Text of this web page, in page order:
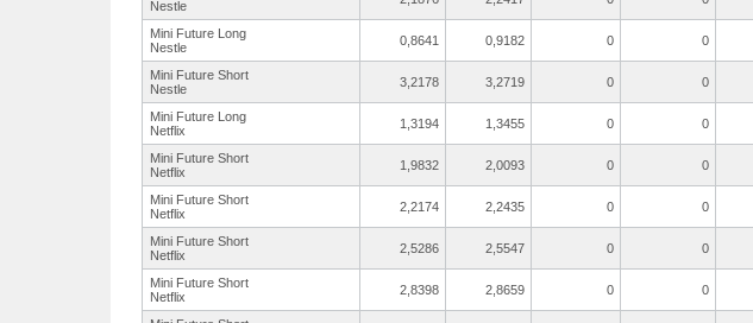
Nestle
Mini Future Long
Nestle
0,8641 0,9182 0 0
Mini Future Short
Nestle
3,2178 3,2719 0 0
Mini Future Long
Netflix
1,3194 1,3455 0 0
Mini Future Short
Netflix
1,9832 2,0093 0 0
Mini Future Short
Netflix
2,2174 2,2435 0 0
Mini Future Short
Netflix
2,5286 2,5547 0 0
Mini Future Short
Netflix
2,8398 2,8659 0 0